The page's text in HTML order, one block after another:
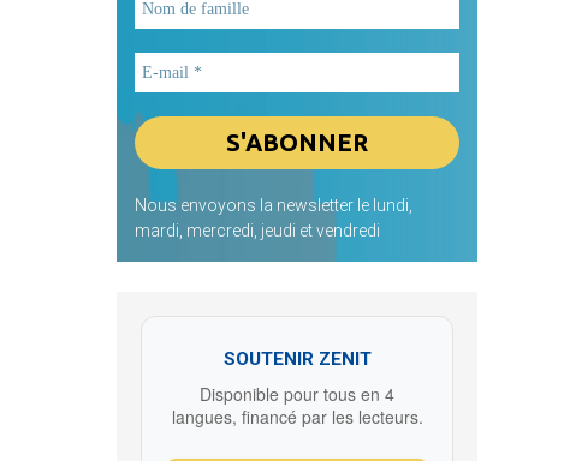
Nous envoyons la newsletter le lundi,
mardi, mercredi, jeudi et vendredi
SOUTENIR ZENIT
Disponible pour tous en 4
langues, financé par les lecteurs.